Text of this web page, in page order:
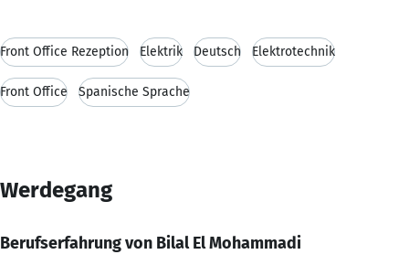
Front Office Rezeption Elektrik Deutsch Elektrotechnik
Front Office Spanische Sprache
Werdegang
Berufserfahrung von Bilal El Mohammadi